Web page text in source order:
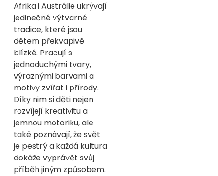
Afrika i Austrálie ukrývají
jedinečné výtvarné
tradice, které jsou
dětem překvapivě
blízké. Pracují s
jednoduchými tvary,
výraznými barvami a
motivy zvířat i přírody.
Díky nim si děti nejen
rozvíjejí kreativitu a
jemnou motoriku, ale
také poznávají, že svět
je pestrý a každá kultura
dokáže vyprávět svůj
příběh jiným způsobem.